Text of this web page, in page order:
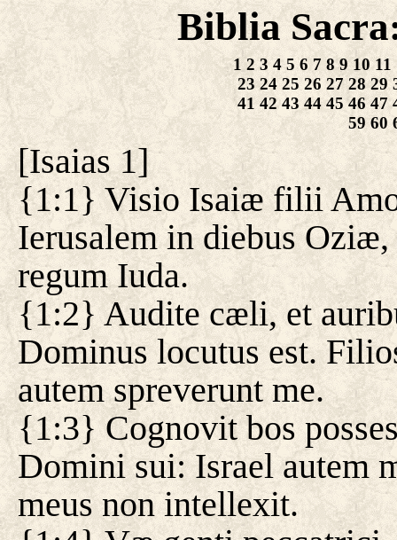
Biblia Sacra
1 2 3 4 5 6 7 8 9 10 11
23 24 25 26 27 28 29
41 42 43 44 45 46 47
59 60
[Isaias 1]
{1:1} Visio Isaiæ filii
Ierusalem in diebus
regum Iuda.
{1:2} Audite cæli, et
Dominus locutus est.
autem spreverunt me.
{1:3} Cognovit bos
Domini sui: Israel autem
meus non intellexit.